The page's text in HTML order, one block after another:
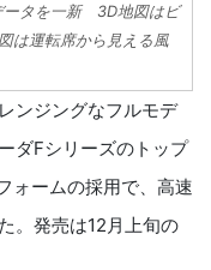
ータを一新 3D地図はビ
は運転席から見える風
ンジングなフルモデ
ダFシリーズのトップ
ォームの採用で、高速
。発売は12月上旬の